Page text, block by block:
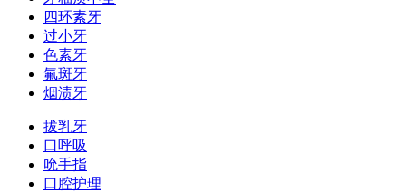
四环素牙
过小牙
色素牙
氟斑牙
烟渍牙
拔乳牙
口呼吸
吮手指
口腔护理